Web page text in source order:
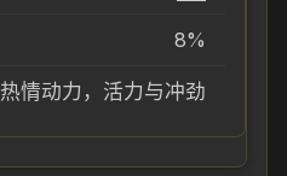
8%
热情动力，活力与冲劲